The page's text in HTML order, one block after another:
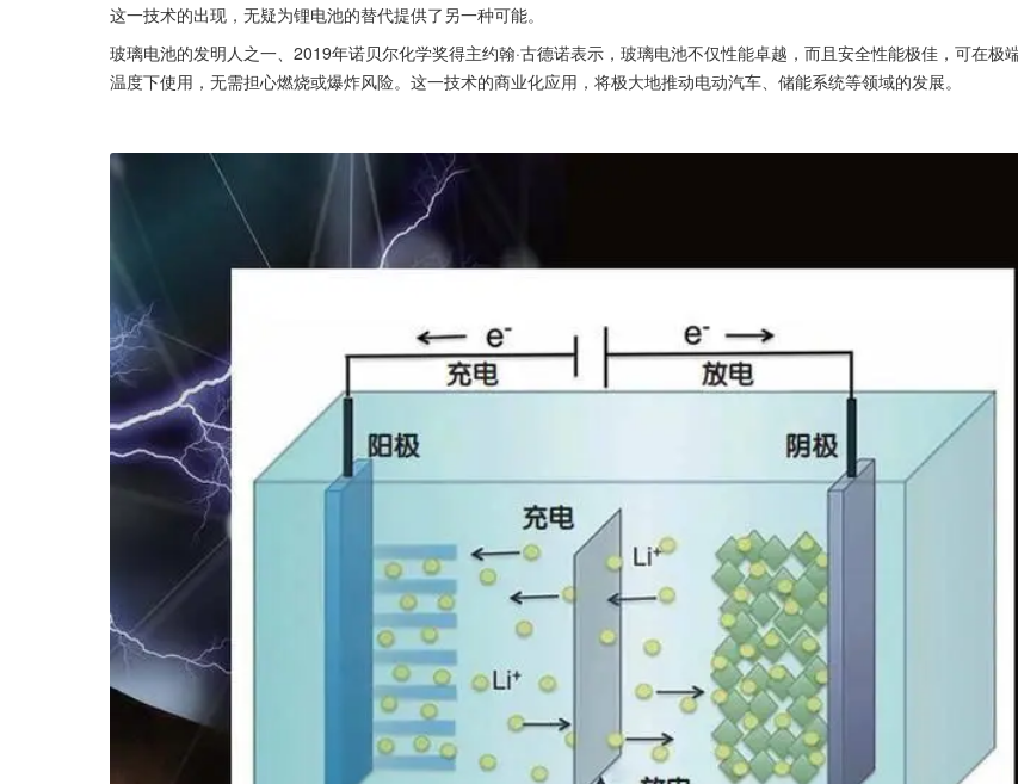
这一技术的出现，无疑为锂电池的替代提供了另一种可能。
玻璃电池的发明人之一、2019年诺贝尔化学奖得主约翰·古德诺表示，玻璃电池不仅性能卓越，而且安全性能极佳，可在极
温度下使用，无需担心燃烧或爆炸风险。这一技术的商业化应用，将极大地推动电动汽车、储能系统等领域的发展。